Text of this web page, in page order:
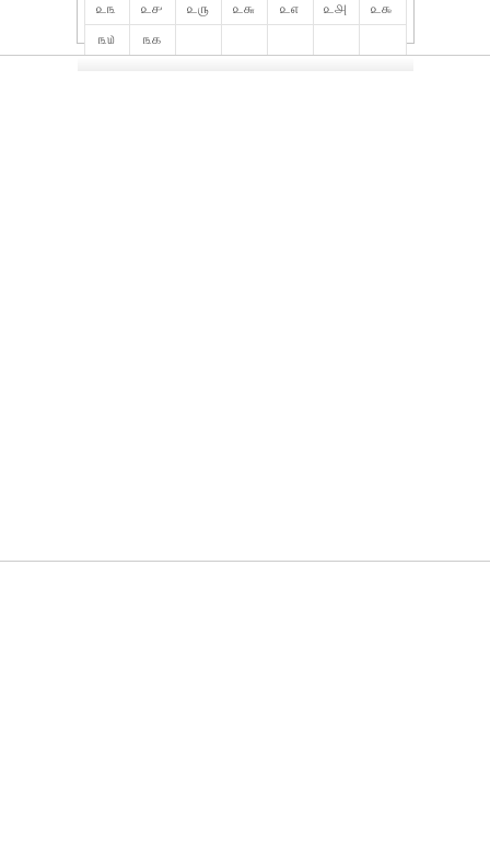
௨௩
௨௪ ௨௫ ௨௬ ௨௭ ௨௮
௨௯
௩௰
௩௧